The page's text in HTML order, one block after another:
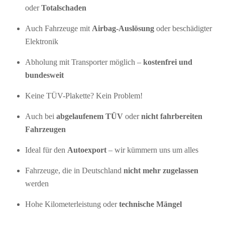
oderTotalschaden
Auch Fahrzeuge mit Airbag-Auslösung oder beschädigter
Elektronik
Abholung mit Transporter möglich – kostenfrei und
bundesweit
Keine TÜV-Plakette? Kein Problem!
Auch bei abgelaufenem TÜV odernicht fahrbereiten
Fahrzeugen
Ideal für den Autoexport – wir kümmern uns um alles
Fahrzeuge, die in Deutschland nicht mehr zugelassen
werden
Hohe Kilometerleistung odertechnische Mängel